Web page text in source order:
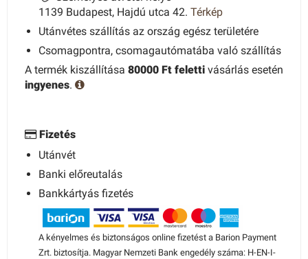
1139 Budapest, Hajdú utca 42. Térkép
Utánvétes szállítás az ország egész területére
Csomagpontra, csomagautómatába való szállítás
A termék kiszállítása 80000 Ft feletti vásárlás esetén
ingyenes.
Fizetés
Utánvét
Banki előreutalás
Bankkártyás fizetés
A kényelmes és biztonságos online fizetést a Barion Payment
Zrt. biztosítja. Magyar Nemzeti Bank engedély száma: H-EN-I-